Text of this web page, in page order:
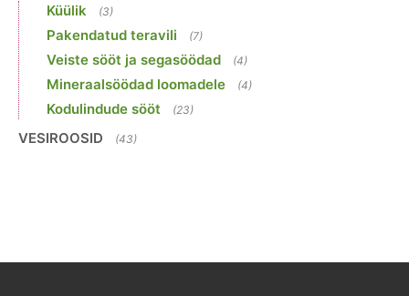
Küülik (3)
Pakendatud teravili (7)
Veiste sööt ja segasöödad (4)
Mineraalsöödad loomadele (4)
Kodulindude sööt (23)
VESIROOSID (43)